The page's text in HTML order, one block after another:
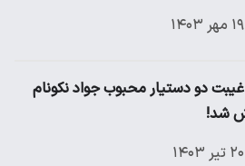
۱۹ مهر ۱۴۰۳
غیبت دو دستیار محبوب جواد نکونام
شد!
۲۰ تیر ۱۴۰۳